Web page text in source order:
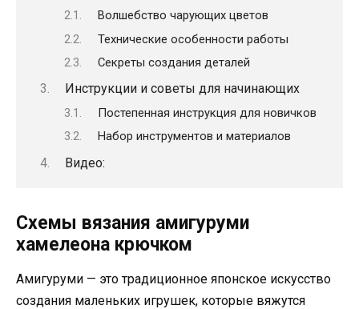
Волшебство чарующих цветов
Технические особенности работы
Секреты создания деталей
Инструкции и советы для начинающих
Постепенная инструкция для новичков
Набор инструментов и материалов
Видео:
Схемы вязания амигуруми
хамелеона крючком
Амигуруми — это традиционное японское искусство
создания маленьких игрушек, которые вяжутся